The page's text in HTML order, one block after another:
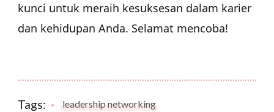
kunci untuk meraih kesuksesan dalam karier
dan kehidupan Anda. Selamat mencoba!
Tags: leadership networking